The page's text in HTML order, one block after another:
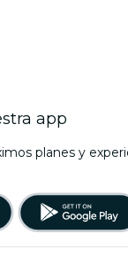
app
planes y